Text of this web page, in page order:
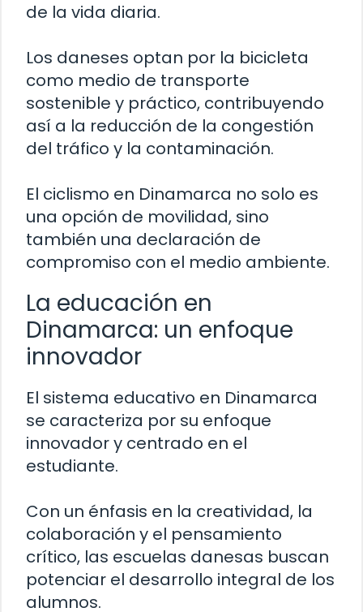
de la vida diaria.
Los daneses optan por la bicicleta
como medio de transporte
sostenible y práctico, contribuyendo
así a la reducción de la congestión
del tráfico y la contaminación.
El ciclismo en Dinamarca no solo es
una opción de movilidad, sino
también una declaración de
compromiso con el medio ambiente.
La educación en
Dinamarca: un enfoque
innovador
El sistema educativo en Dinamarca
se caracteriza por su enfoque
innovador y centrado en el
estudiante.
Con un énfasis en la creatividad, la
colaboración y el pensamiento
crítico, las escuelas danesas buscan
potenciar el desarrollo integral de los
alumnos.